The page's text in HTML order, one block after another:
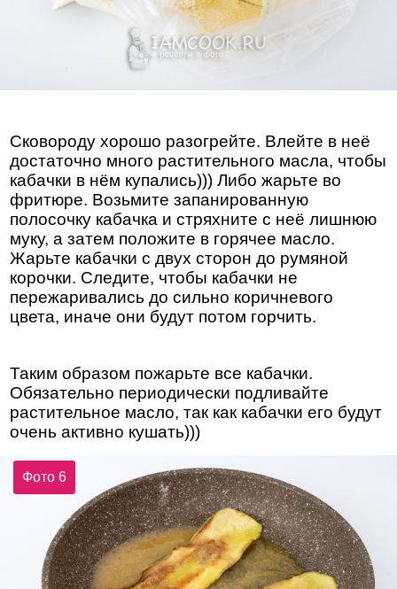
Сковороду хорошо разогрейте. Влейте в неё
достаточно много растительного масла, чтобы
кабачки в нём купались))) Либо жарьте во
фритюре. Возьмите запанированную
полосочку кабачка и стряхните с неё лишнюю
муку, а затем положите в горячее масло.
Жарьте кабачки с двух сторон до румяной
корочки. Следите, чтобы кабачки не
пережаривались до сильно коричневого
цвета, иначе они будут потом горчить.
Таким образом пожарьте все кабачки.
Обязательно периодически подливайте
растительное масло, так как кабачки его будут
очень активно кушать)))
Фото 6